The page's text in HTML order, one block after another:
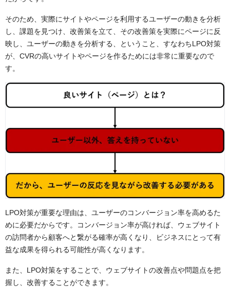
そのため、実際にサイトやページを利用するユーザーの動きを分析
し、課題を見つけ、改善策を立て、その改善策を実際にページに反
映し、ユーザーの動きを分析する、ということ、すなわちLPO対策
が、CVRの高いサイトやページを作るためには非常に重要なので
す。
LPO対策が重要な理由は、ユーザーのコンバージョン率を高めるた
めに必要だからです。コンバージョン率が高ければ、ウェブサイト
の訪問者から顧客へと繋がる確率が高くなり、ビジネスにとって有
益な成果を得られる可能性が高くなります。
また、LPO対策をすることで、ウェブサイトの改善点や問題点を把
握し、改善することができます。